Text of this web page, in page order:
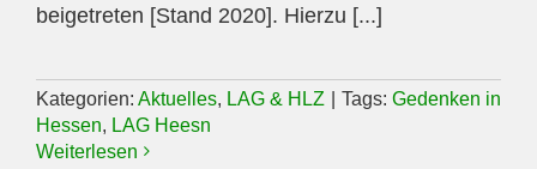
beigetreten [Stand 2020]. Hierzu [...]
Kategorien: Aktuelles, LAG & HLZ Tags: Gedenken in
Hessen, LAG Heesn
Weiterlesen